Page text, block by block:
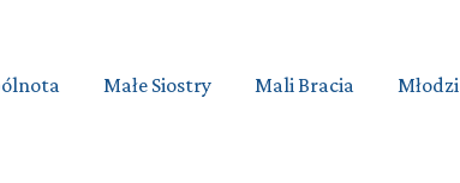
Małe Siostry Mali Bracia Młodzi